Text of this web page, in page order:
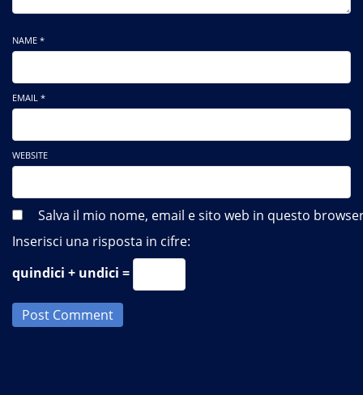
NAME *
EMAIL *
WEBSITE
Salva il mio nome, email e sito web in questo
Inserisci una risposta in cifre:
quindici + undici =
Post Comment